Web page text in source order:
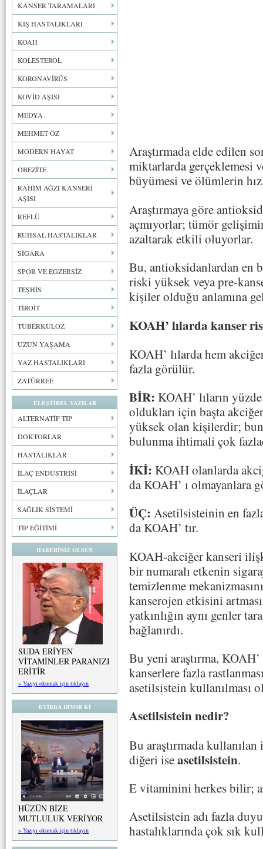
KANSER TARAMALARI
KIŞ HASTALIKLARI
KOAH
KOLESTEROL
KORONAVİRÜS
KOVİD AŞISI
MEDYA
MEHMET ÖZ
MODERN HAYAT
OBEZİTE
RAHİM AĞZI KANSERİ
AŞISI
REFLÜ
RUHSAL HASTALIKLAR
SİGARA
SPOR VE EGZERSİZ
TEŞHİS
TİROİT
TÜBERKÜLOZ
UZUN YAŞAMA
YAZ HASTALIKLARI
ZATÜRREE
ELEŞTİREL YAZILAR
ALTERNATİF TIP
DOKTORLAR
HASTALIKLAR
İLAÇ ENDÜSTRİSİ
İLAÇLAR
SAĞLIK SİSTEMİ
TIP EĞİTİMİ
HABERİNİZ OLSUN
SUDA ERİYEN
VİTAMİNLER PARANIZI
ERİTİR
» Yazıyı okumak için tıklayın
ETİBBA DİYOR Kİ
HÜZÜN BİZE
MUTLULUK VERİYOR
» Yazıyı okumak için tıklayın
Araştırmada elde edilen
miktarlarda gerçeklemesi
büyümesi ve ölümlerin
Araştırmaya göre
açmıyorlar; tümör
azaltarak etkili oluyorlar.
Bu, antioksidanlardan en
riski yüksek veya pre-
kişiler olduğu anlamına
KOAH’ lılarda kanser
KOAH’ lılarda hem
fazla görülür.
BİR: KOAH’ lıların
oldukları için başta
yüksek olan kişilerdir;
bulunma ihtimali çok
İKİ: KOAH olanlarda
da KOAH’ ı olmayanlara
ÜÇ: Asetilsisteinin en
da KOAH’ tır.
KOAH-akciğer kanseri
bir numaralı etkenin
temizlenme
kanserojen etkisini
yatkınlığın aynı genler
bağlanırdı.
Bu yeni araştırma,
kanserlere fazla
asetilsistein kullanılması
Asetilsistein nedir?
Bu araştırmada
diğeri iseasetilsistein.
E vitaminini herkes bilir;
Asetilsistein adı fazla
hastalıklarında çok sık